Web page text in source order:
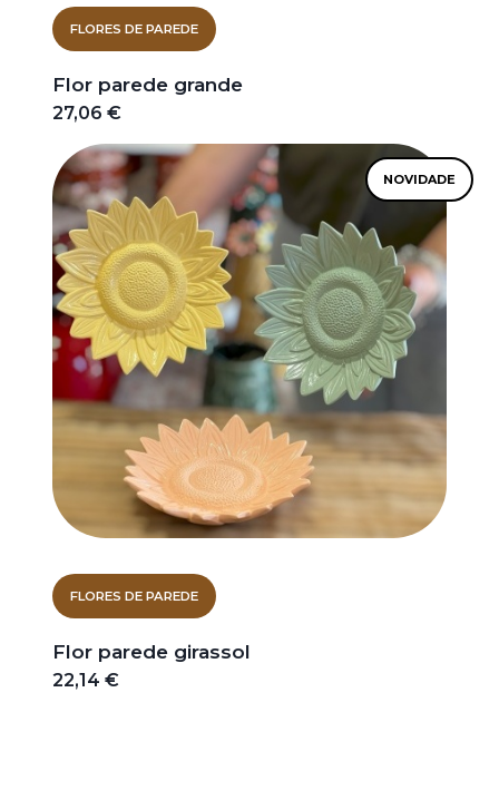
FLORES DE PAREDE
Flor parede grande
27,06 €
NOVIDADE
FLORES DE PAREDE
Flor parede girassol
22,14 €